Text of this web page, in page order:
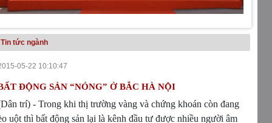
Tin tức ngành
05-22 10:10:47
ĐỘNG SẢN “NÓNG” Ở BẮC HÀ NỘI
trí) - Trong khi thị trường vàng và chứng khoán còn đang
uột thì bất động sản lại là kênh đầu tư được nhiều người âm